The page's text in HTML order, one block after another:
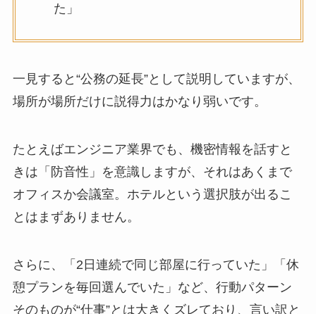
た」
一見すると“公務の延長”として説明していますが、
場所が場所だけに説得力はかなり弱いです。
たとえばエンジニア業界でも、機密情報を話すと
きは「防音性」を意識しますが、それはあくまで
オフィスか会議室。ホテルという選択肢が出るこ
とはまずありません。
さらに、「2日連続で同じ部屋に行っていた」「休
憩プランを毎回選んでいた」など、行動パターン
そのものが“仕事”とは大きくズレており、言い訳と